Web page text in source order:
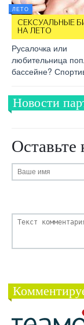
ЛЕТО
СЕКСУАЛЬНЫЕ
НА ЛЕТО
Русалочка или
любительница
бассейне?
Новости
Оставьте